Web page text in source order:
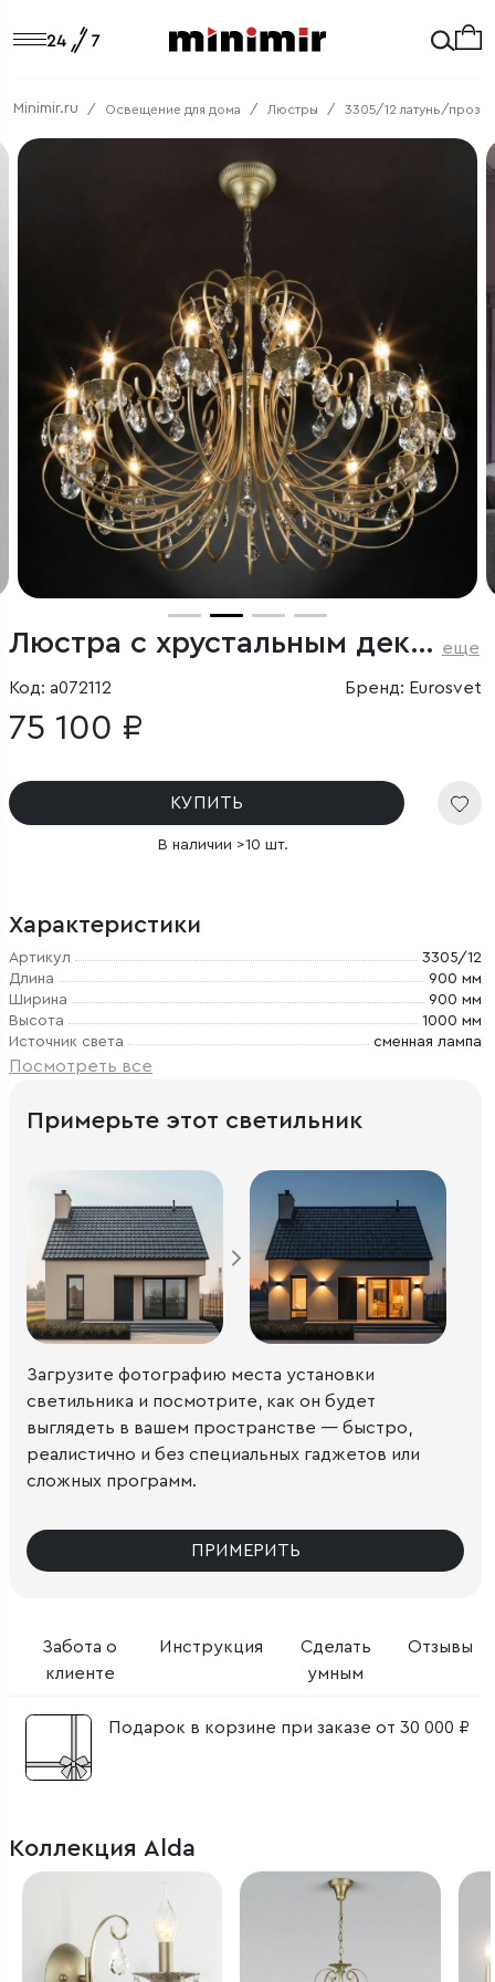
Minimir.ru Освещение для дома Люстры 3305/12 латунь/
Люстра с хрустальным декором еще
Код: a072112 Бренд: Eurosvet
75 100 ₽
КУПИТЬ
В наличии >10 шт.
Характеристики
Артикул
3305/12
Длина
900 мм
Ширина
900 мм
Высота
1000 мм
Источник света
сменная лампа
Посмотреть все
Забота о
клиенте
Инструкция
Сделать
умным
Отзывы
Подарок в корзине при заказе от 30 000 ₽
Примерьте этот светильник
Загрузите фотографию места установки
светильника и посмотрите, как он будет
выглядеть в вашем пространстве — быстро,
реалистично и без специальных гаджетов или
сложных программ.
ПРИМЕРИТЬ
Коллекция Alda